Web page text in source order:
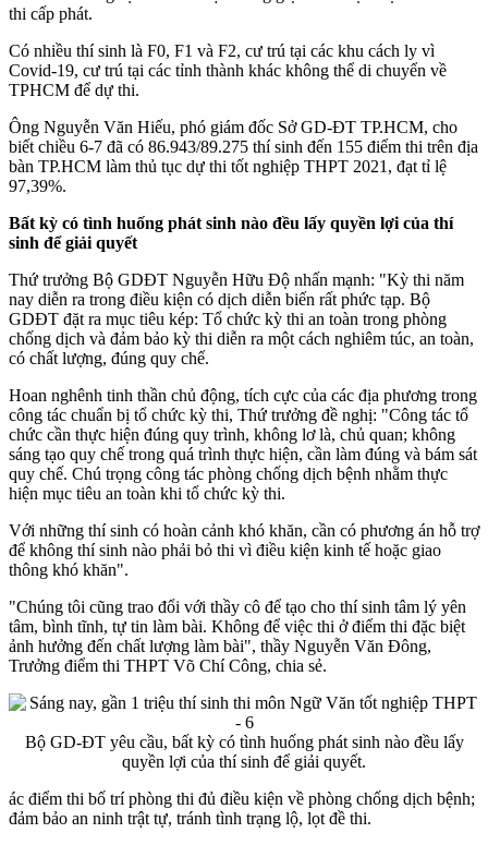
thi cấp phát.
Có nhiều thí sinh là F0, F1 và F2, cư trú tại các khu cách ly vì
Covid-19, cư trú tại các tỉnh thành khác không thể di chuyển về
TPHCM để dự thi.
Ông Nguyễn Văn Hiếu, phó giám đốc Sở GD-ĐT TP.HCM, cho
biết chiều 6-7 đã có 86.943/89.275 thí sinh đến 155 điểm thi trên địa
bàn TP.HCM làm thủ tục dự thi tốt nghiệp THPT 2021, đạt tỉ lệ
97,39%.
Bất kỳ có tình huống phát sinh nào đều lấy quyền lợi của thí
sinh để giải quyết
Thứ trưởng Bộ GDĐT Nguyễn Hữu Độ nhấn mạnh: "Kỳ thi năm
nay diễn ra trong điều kiện có dịch diễn biến rất phức tạp. Bộ
GDĐT đặt ra mục tiêu kép: Tổ chức kỳ thi an toàn trong phòng
chống dịch và đảm bảo kỳ thi diễn ra một cách nghiêm túc, an toàn,
có chất lượng, đúng quy chế.
Hoan nghênh tinh thần chủ động, tích cực của các địa phương trong
công tác chuẩn bị tổ chức kỳ thi, Thứ trưởng đề nghị: "Công tác tổ
chức cần thực hiện đúng quy trình, không lơ là, chủ quan; không
sáng tạo quy chế trong quá trình thực hiện, cần làm đúng và bám sát
quy chế. Chú trọng công tác phòng chống dịch bệnh nhằm thực
hiện mục tiêu an toàn khi tổ chức kỳ thi.
Với những thí sinh có hoàn cảnh khó khăn, cần có phương án hỗ trợ
để không thí sinh nào phải bỏ thi vì điều kiện kinh tế hoặc giao
thông khó khăn".
"Chúng tôi cũng trao đổi với thầy cô để tạo cho thí sinh tâm lý yên
tâm, bình tĩnh, tự tin làm bài. Không để việc thi ở điểm thi đặc biệt
ảnh hưởng đến chất lượng làm bài", thầy Nguyễn Văn Đông,
Trưởng điểm thi THPT Võ Chí Công, chia sẻ.
Bộ GD-ĐT yêu cầu, bất kỳ có tình huống phát sinh nào đều lấy
quyền lợi của thí sinh để giải quyết.
ác điểm thi bố trí phòng thi đủ điều kiện về phòng chống dịch bệnh;
đảm bảo an ninh trật tự, tránh tình trạng lộ, lọt đề thi.